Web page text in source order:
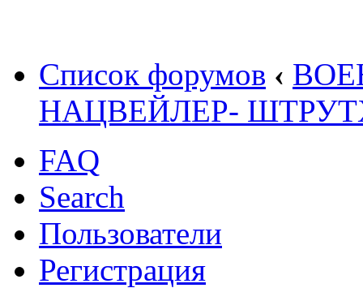
Список форумов ‹
НАЦВЕЙЛЕР-
FAQ
Search
Пользователи
Регистрация